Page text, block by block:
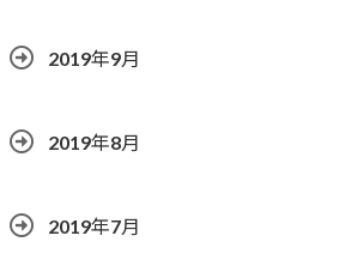
2019年9月
2019年8月
2019年7月